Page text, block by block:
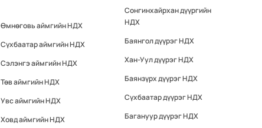
Өмнөговь аймгийн НДХ
Сүхбаатар аймгийн НДХ
Сэлэнгэ аймгийн НДХ
Төв аймгийн НДХ
Увс аймгийн НДХ
Ховд аймгийн НДХ
Сонгинхайрхан дүүргийн
НДХ
Баянгол дүүрэг НДХ
Хан-Уул дүүрэг НДХ
Баянзүрх дүүрэг НДХ
Сүхбаатар дүүрэг НДХ
Багануур дүүрэг НДХ